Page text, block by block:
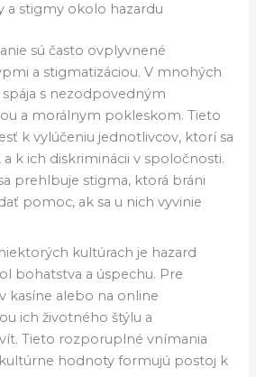
a stigmy okolo hazardu
sú často ovplyvnené
a stigmatizáciou. V mnohých
spája s nezodpovedným
a morálnym pokleskom. Tieto
k vylúčeniu jednotlivcov, ktorí sa
a k ich diskriminácii v spoločnosti.
prehlbuje stigma, ktorá bráni
pomoc, ak sa u nich vyvinie
kultúrach je hazard
bohatstva a úspechu. Pre
kasíne alebo na online
ich životného štýlu a
Tieto rozporuplné vnímania
hodnoty formujú postoj k